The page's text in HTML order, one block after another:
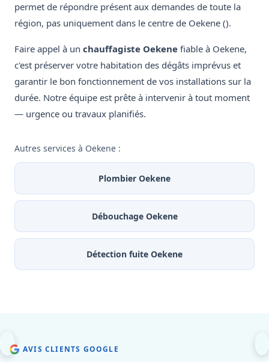
permet de répondre présent aux demandes de toute la
région, pas uniquement dans le centre de Oekene ().
Faire appel à un chauffagiste Oekene fiable à Oekene,
c'est préserver votre habitation des dégâts imprévus et
garantir le bon fonctionnement de vos installations sur la
durée. Notre équipe est prête à intervenir à tout moment
— urgence ou travaux planifiés.
Autres services à Oekene :
Plombier Oekene
Débouchage Oekene
Détection fuite Oekene
AVIS CLIENTS GOOGLE